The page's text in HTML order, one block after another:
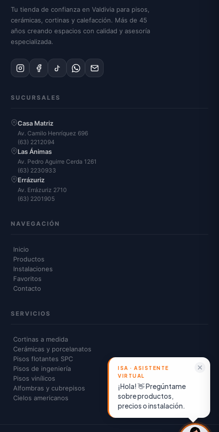
¡Hola! 👋 Pregúntame
sobre productos,
precios o instalación.
Tu tienda de confianza en Valdivia para pisos,
cerámicas, cortinas y calefacción. Más de 45
años creando espacios con calidad y asesoría
especializada.
SUCURSALES
Casa Matriz
Av. Camilo Henríquez 696
(63) 2212094
Las Ánimas
Av. Pedro Aguirre Cerda 1261
(63) 2230933
Errázuriz
Av. Errázuriz 2710
(63) 2201905
NAVEGACIÓN
Inicio
Productos
Instalaciones
Favoritos
Contacto
SERVICIOS
Cortinas a medida
Cerámicas y porcelanatos
Pisos flotantes SPC
Pisos de ingeniería
Pisos vinílicos
Alfombras y cubrepisos
Cielos americanos